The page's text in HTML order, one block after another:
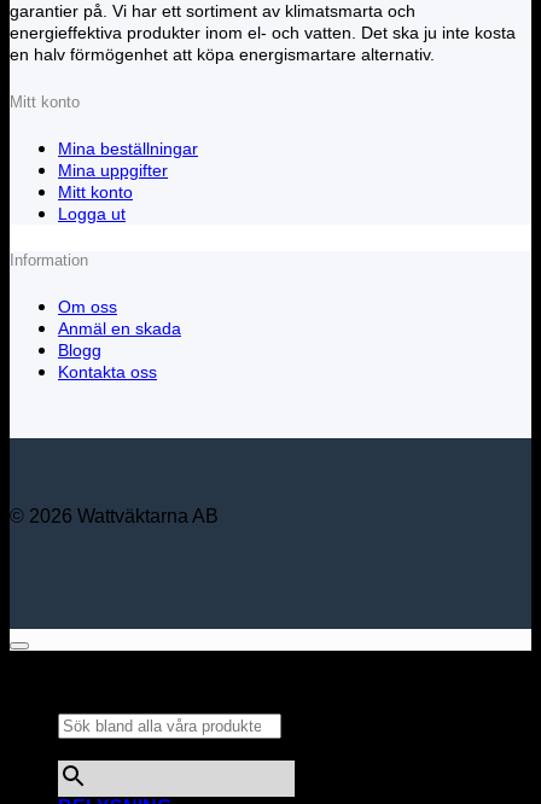
garantier på. Vi har ett sortiment av klimatsmarta och
energieffektiva produkter inom el- och vatten. Det ska ju inte kosta
en halv förmögenhet att köpa energismartare alternativ.
Mitt konto
Mina beställningar
Mina uppgifter
Mitt konto
Logga ut
Information
Om oss
Anmäl en skada
Blogg
Kontakta oss
© 2026 Wattväktarna AB